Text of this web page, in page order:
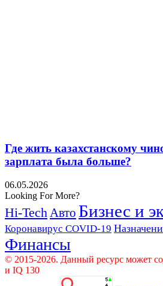
Где жить казахстанскому
зарплата была больше?
06.05.2026
Looking For More?
Hi-Tech Авто Бизнес и
Коронавирус COVID-19
Финансы
© 2015-2026. Данный ресурс может
и IQ 130